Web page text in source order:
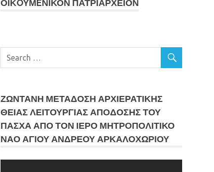
ΟΙΚOYΜEΝΙΚΟΝ ΠΑΤΡΙΑΡΧΕΙΟΝ
ΖΩΝΤΑΝΗ ΜΕΤΆΔΟΣΗ ΑΡΧΙΕΡΑΤΙΚΗΣ
ΘΕΙΑΣ ΛΕΙΤΟΥΡΓΙΑΣ ΑΠΟΔΟΣΗΣ ΤΟΥ
ΠΑΣΧΑ ΑΠΟ ΤΟΝ ΙΕΡΟ ΜΗΤΡΟΠΟΛΙΤΙΚΟ
ΝΑΟ ΑΓΙΟΥ ΑΝΔΡΕΟΥ ΑΡΚΑΛΟΧΩΡΙΟΥ